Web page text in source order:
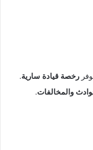
رخصة قيادة سارية.
والمخالفات.